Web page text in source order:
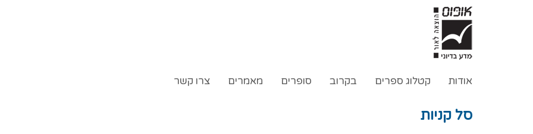
אודות קטלוג ספרים בקרוב סופרים מאמרים צרו קשר
סל קניות